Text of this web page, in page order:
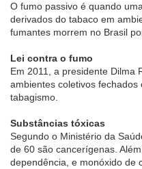
O fumo passivo é quando
derivados do tabaco em
fumantes morrem no Brasil
Lei contra o fumo
Em 2011, a presidente Dilma
ambientes coletivos
tabagismo.
Substâncias tóxicas
Segundo o Ministério da
de 60 são cancerígenas.
dependência, e monóxido de